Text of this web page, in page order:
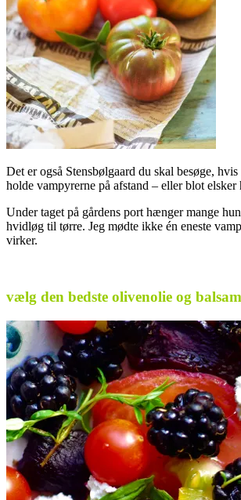
Det er også Stensbølgaard du skal besøge,
holde vampyrerne på afstand – eller blot elsker
Under taget på gårdens port hænger mange
hvidløg til tørre. Jeg mødte ikke én eneste
virker.
vælg den bedste olivenolie og